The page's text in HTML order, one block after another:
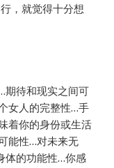
，就觉得十分想
期待和现实之间可
女人的完整性…手
着你的身份或生活
能性…对未来无
体的功能性…你感